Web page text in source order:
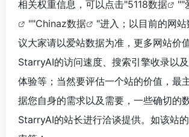
相关权重信息，可以点击"5118数据 ""
""Chinaz数据
"进入；以目前的网
议大家请以爱站数据为准，更多网站价
StarryAI的访问速度、搜索引擎收录以
体验等；当然要评估一个站的价值，最
据您自身的需求以及需要，一些确切的
StarryAI的站长进行洽谈提供。如该站